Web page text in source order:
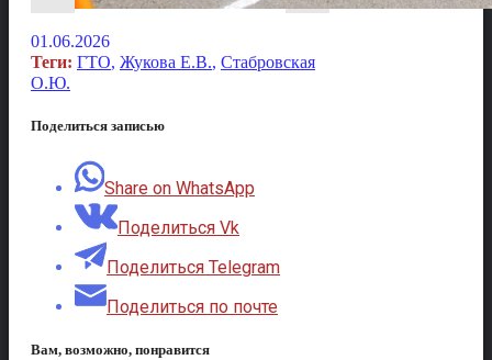
01.06.2026
Теги: ГТО, Жукова Е.В., Стабровская
О.Ю.
Поделиться записью
Share on WhatsApp
Поделиться Vk
Поделиться Telegram
Поделиться по почте
Вам, возможно, понравится